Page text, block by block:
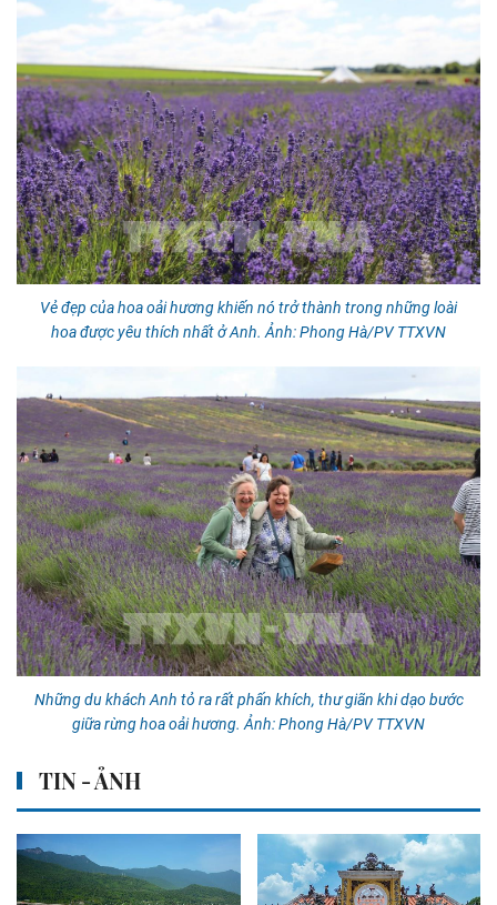
Vẻ đẹp của hoa oải hương khiến nó trở thành trong những loài
hoa được yêu thích nhất ở Anh. Ảnh: Phong Hà/PV TTXVN
Những du khách Anh tỏ ra rất phấn khích, thư giãn khi dạo bước
giữa rừng hoa oải hương. Ảnh: Phong Hà/PV TTXVN
TIN - ẢNH